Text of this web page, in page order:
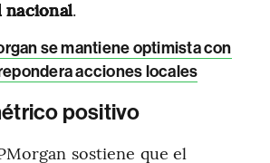
nacional.
se mantiene optimista con
acciones locales
positivo
sostiene que el